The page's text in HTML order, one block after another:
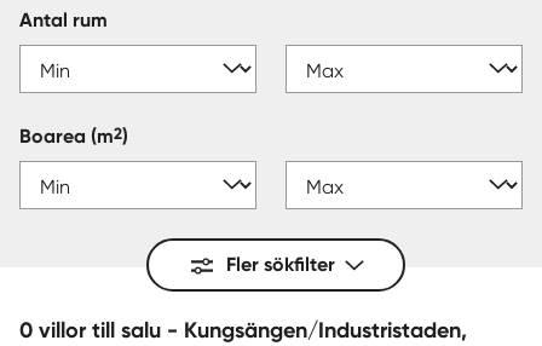
Antal rum
Boarea (m2)
Fler sökfilter
0 villor till salu - Kungsängen/Industristaden,